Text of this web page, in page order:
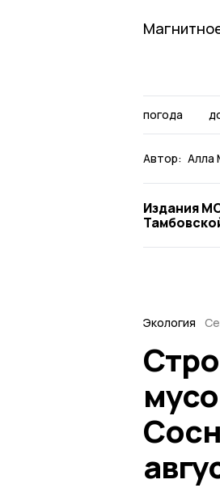
погода
Автор: Алла
Издания
Экология